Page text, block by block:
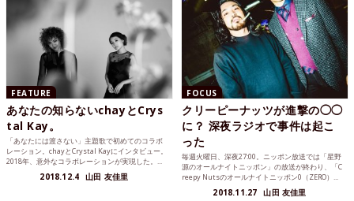
FEATURE
あなたの知らないchayとCrys
tal Kay。
「あなたには渡さない」主題歌で初めてのコラボ
レーション。chayとCrystal Kayにインタビュー。
2018年、意外なコラボレーションが実現した。...
2018.12.4 山田 友佳里
FOCUS
クリーピーナッツが進撃の◯◯
に？ 深夜ラジオで事件は起こ
った
毎週火曜日、深夜27:00。ニッポン放送では「星野
源のオールナイトニッポン」の放送が終わり、「C
reepy Nutsのオールナイトニッポン0（ZERO）...
2018.11.27 山田 友佳里